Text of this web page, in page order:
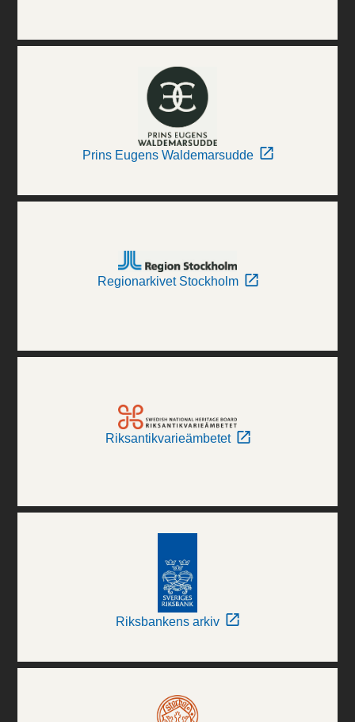
Prins Eugens Waldemarsudde
Regionarkivet Stockholm
Riksantikvarieämbetet
Riksbankens arkiv